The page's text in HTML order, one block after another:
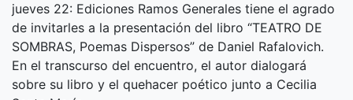
jueves 22: Ediciones Ramos Generales tiene el agrado
de invitarles a la presentación del libro “TEATRO DE
SOMBRAS, Poemas Dispersos” de Daniel Rafalovich.
En el transcurso del encuentro, el autor dialogará
sobre su libro y el quehacer poético junto a Cecilia